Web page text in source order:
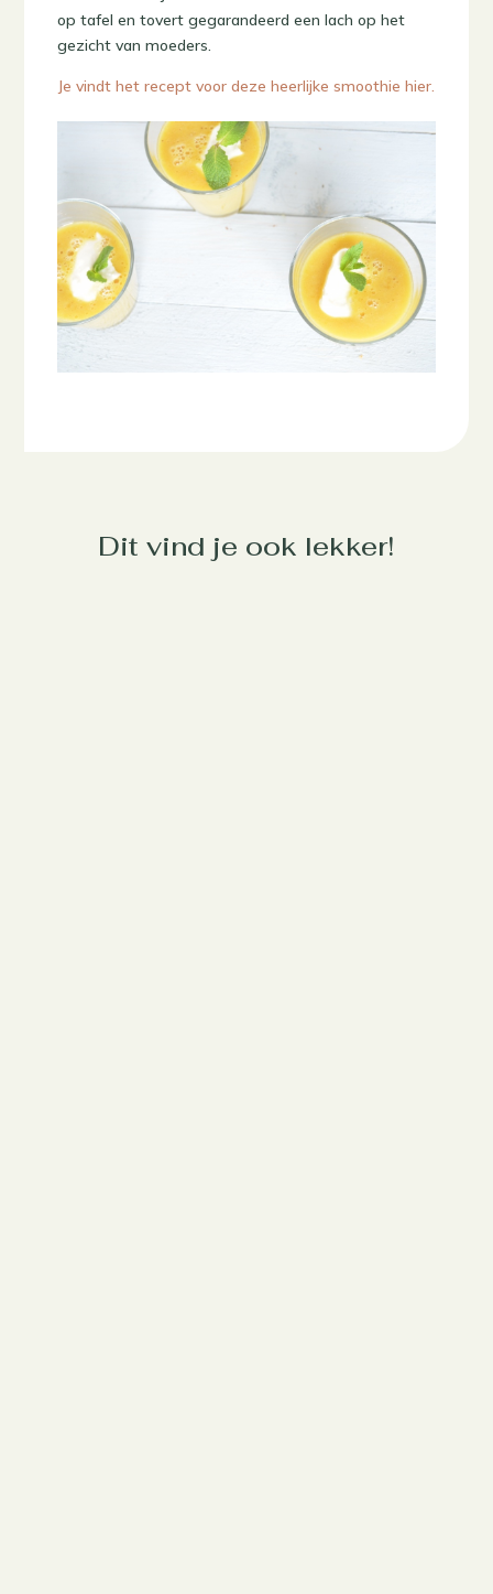
op tafel en tovert gegarandeerd een lach op het
gezicht van moeders.
Je vindt het recept voor deze heerlijke smoothie hier.
Dit vind je ook lekker!